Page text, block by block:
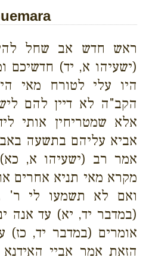
ראש חדש אב שחל
(ישעיהו א, יד) חדשיכם
היו עלי לטורח מאי
הקב"ה לא דיין להם
אלא שמטריחין אותי
אביא עליהם בתשעה באב
אמר רב (ישעיהו א,
מקרא מאי תניא אחרים
ואם לא תשמעו לי ר'
(במדבר יד, יא) עד אנה
אומרים (במדבר יד,
הזאת אמר אביי